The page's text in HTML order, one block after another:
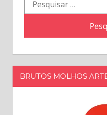
por:
BRUTOS MOLHOS